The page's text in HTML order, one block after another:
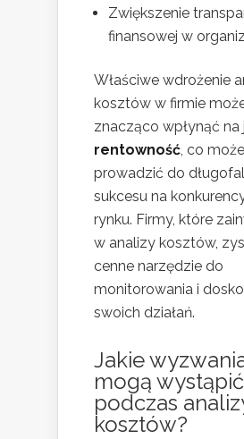
Zwiększenie
finansowej w
Właściwe wdrożenie
kosztów w firmie
znacząco wpłynąć na
rentowność, co może
prowadzić do
sukcesu na
rynku. Firmy, które
w analizy kosztów,
cenne narzędzie do
monitorowania i
swoich działań.
Jakie
mogą wystąpić
podczas
kosztów?